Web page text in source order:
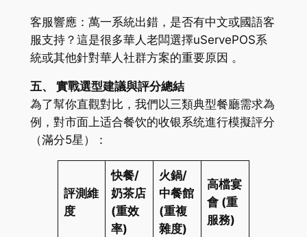
客服響應：萬一系統出錯，是否有中文或國語客
服支持？這是很多華人老闆選擇uServePOS系
統或其他針對華人社群方案的重要原因 。
五、 實戰選型建議與評分總結
為了幫你直觀對比，我們以三類典型餐廳需求為
例，對市面上适合餐饮的收银系统進行模擬評分
（滿分5星）：
評測維
度
快餐/
奶茶店
(重效
率)
火鍋/
中餐館
(重複
雜度)
高檔宴
會 (重
服務)